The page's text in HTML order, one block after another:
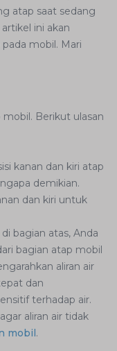
atap saat sedang
ini akan
mobil. Mari
Berikut ulasan
kanan dan kiri atap
demikian.
dan kiri untuk
bagian atas, Anda
bagian atap mobil
aliran air
dan
terhadap air.
aliran air tidak
mobil .